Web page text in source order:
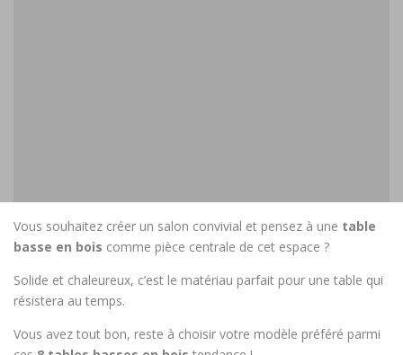
Vous souhaitez créer un salon convivial et pensez à une table
basse en bois comme pièce centrale de cet espace ?
Solide et chaleureux, c’est le matériau parfait pour une table qui
résistera au temps.
Vous avez tout bon, reste à choisir votre modèle préféré parmi